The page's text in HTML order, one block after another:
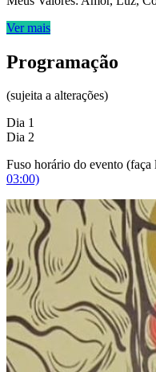
Ver mais
Programação
(sujeita a alterações)
Dia 1
Dia 2
Fuso horário do evento (faça
03:00)